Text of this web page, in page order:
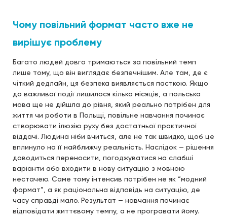
Чому повільний формат часто вже не
вирішує проблему
Багато людей довго тримаються за повільний темп
лише тому, що він виглядає безпечнішим. Але там, де є
чіткий дедлайн, ця безпека виявляється пасткою. Якщо
до важливої події лишилося кілька місяців, а польська
мова ще не дійшла до рівня, який реально потрібен для
життя чи роботи в Польщі, повільне навчання починає
створювати ілюзію руху без достатньої практичної
віддачі. Людина ніби вчиться, але не так швидко, щоб це
вплинуло на її найближчу реальність. Наслідок — рішення
доводиться переносити, погоджуватися на слабші
варіанти або входити в нову ситуацію з мовною
нестачею. Саме тому інтенсив потрібен не як “модний
формат”, а як раціональна відповідь на ситуацію, де
часу справді мало. Результат — навчання починає
відповідати життєвому темпу, а не програвати йому.